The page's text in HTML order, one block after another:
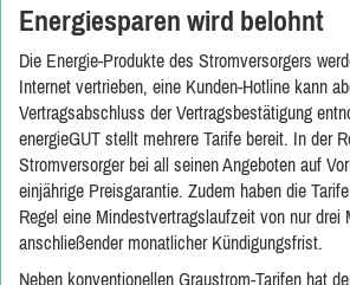
Energiesparen wird belohnt
Die Energie-Produkte des Stromversorgers
Internet vertrieben, eine Kunden-Hotline kann
Vertragsabschluss der Vertragsbestätigung
energieGUT stellt mehrere Tarife bereit. In der
Stromversorger bei all seinen Angeboten auf
einjährige Preisgarantie. Zudem haben die
Regel eine Mindestvertragslaufzeit von nur drei
anschließender monatlicher Kündigungsfrist.
Neben konventionellen Graustrom-Tarifen hat